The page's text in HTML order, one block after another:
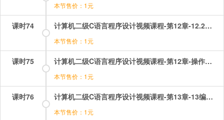
本节售价：1元
课时74 计算机二级C语言程序设计视频课程-第12章-12.2例题讲解.mp4
本节售价：1元
课时75 计算机二级C语言程序设计视频课程-第12章-操作：作用域和生存期选择题.mp4
本节售价：1元
课时76 计算机二级C语言程序设计视频课程-第13章-13编译预处理和动态存储分配.mp4
本节售价：1元